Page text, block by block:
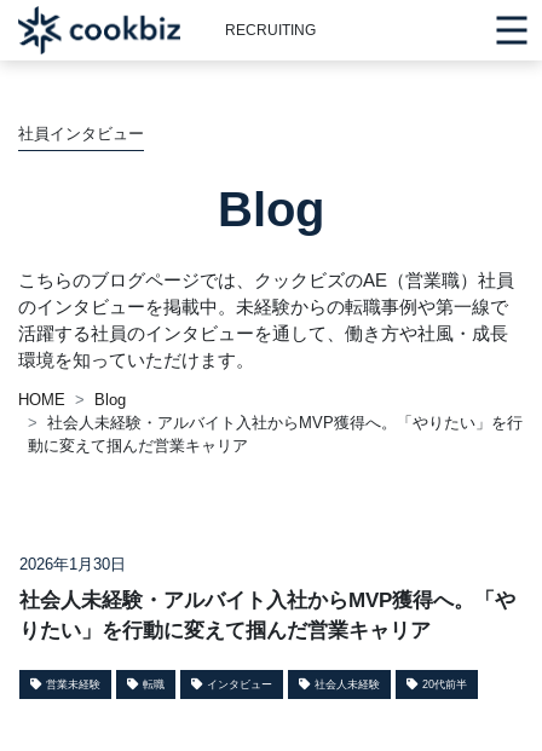
RECRUITING
社員インタビュー
Blog
こちらのブログページでは、クックビズのAE（営業職）社員
のインタビューを掲載中。未経験からの転職事例や第一線で
活躍する社員のインタビューを通して、働き方や社風・成長
環境を知っていただけます。
HOME
Blog
社会人未経験・アルバイト入社からMVP獲得へ。「やりたい」を行
動に変えて掴んだ営業キャリア
2026年1月30日
社会人未経験・アルバイト入社からMVP獲得へ。「や
りたい」を行動に変えて掴んだ営業キャリア
営業未経験 転職 インタビュー 社会人未経験 20代前半